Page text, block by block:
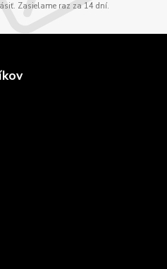
Zasielame raz za 14 dní.